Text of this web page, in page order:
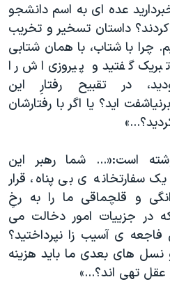
عده ای به اسم دانشجو
داستان تسخیر و تخریب
چرا با شتاب، با همان شتابی
گفتید و پیروزی اش را
در تقبیح رفتارِ این
اید؟ یا اگر با رفتارشان
است:«... شما رهبر این
سفارتخانه ی بی پناه، قرار
و قلچماقی ما را به رخِ
در جزییات امور دخالت می
فاجعه ی آسیب زا نپرداختید؟
های بعدی ما باید هزینه
عقل تهی اند؟...»